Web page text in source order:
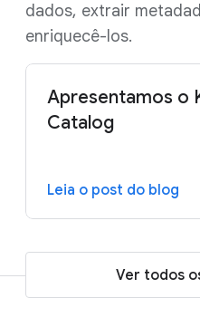
dados, extrair
enriquecê-los.
Apresentamos o
Catalog
Leia o post do blog
Ver todos